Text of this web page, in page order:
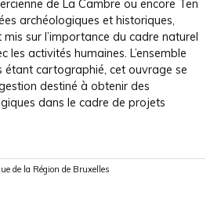
de La Cambre ou encore Ten
archéologiques et historiques,
mis sur l’importance du cadre naturel
les activités humaines. L’ensemble
étant cartographié, cet ouvrage se
destiné à obtenir des
dans le cadre de projets
de la Région de Bruxelles